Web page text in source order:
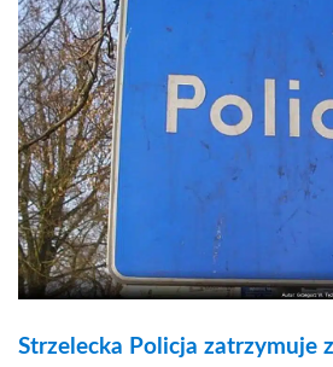
Strzelecka Policja zatrzymuje